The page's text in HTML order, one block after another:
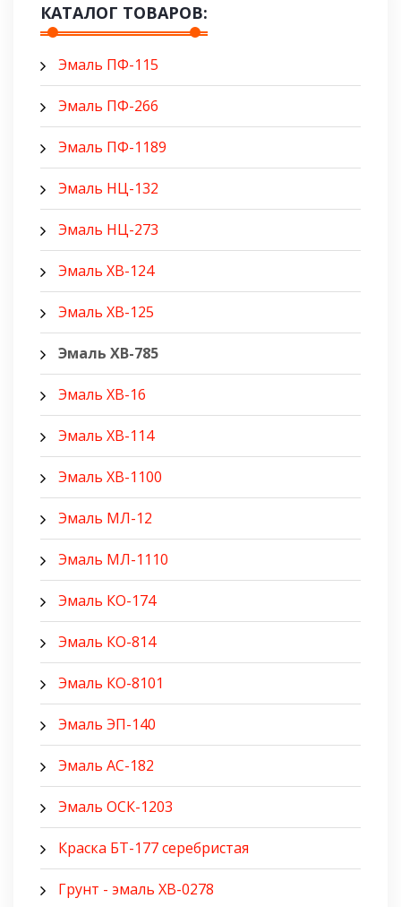
КАТАЛОГ ТОВАРОВ:
Эмаль ПФ-115
Эмаль ПФ-266
Эмаль ПФ-1189
Эмаль НЦ-132
Эмаль НЦ-273
Эмаль ХВ-124
Эмаль ХВ-125
Эмаль ХВ-785
Эмаль ХВ-16
Эмаль ХВ-114
Эмаль ХВ-1100
Эмаль МЛ-12
Эмаль МЛ-1110
Эмаль КО-174
Эмаль КО-814
Эмаль КО-8101
Эмаль ЭП-140
Эмаль АС-182
Эмаль ОСК-1203
Краска БТ-177 серебристая
Грунт - эмаль ХВ-0278